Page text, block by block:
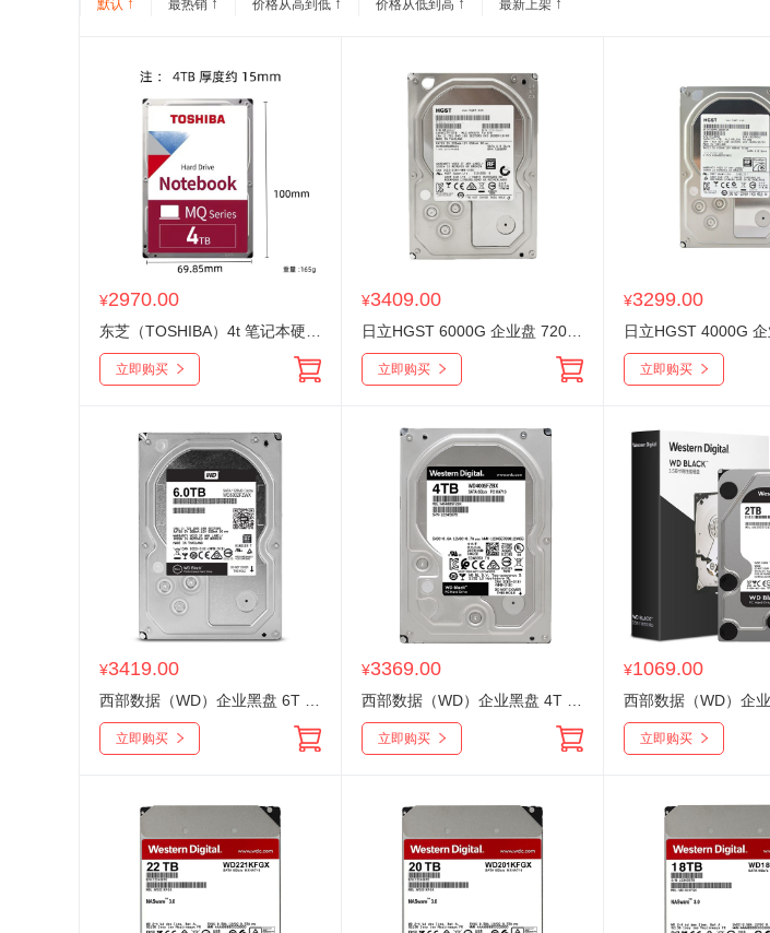
默认 最热销 价格从高到低 价格从低到高 最新上架
¥2970.00
立即购买
¥3409.00
立即购买
¥3299.00
立即购买
¥3419.00
立即购买
¥3369.00
立即购买
¥1069.00
立即购买